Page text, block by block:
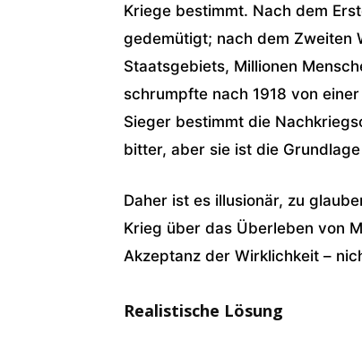
Kriege bestimmt. Nach dem
gedemütigt; nach dem Zweiten
Staatsgebiets, Millionen
schrumpfte nach 1918 von
Sieger bestimmt die
bitter, aber sie ist die
Daher ist es illusionär, zu
Krieg über das Überleben von
Akzeptanz der Wirklichkeit –
Realistische Lösung